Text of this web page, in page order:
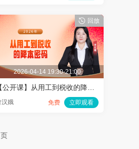
2026-04-14 19:30-21:00
汉娥 免费 立即观看
回放
页